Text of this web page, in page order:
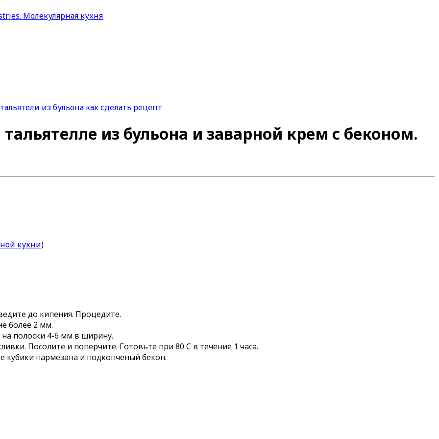
из бульона и заварной крем с беконом.
кухни)
до кипения. Процедите.
более 2 мм.
полоски 4-6 мм в ширину.
Посолите и поперчите. Готовьте при 80 С в течение 1 часа.
кубики пармезана и подкопченый бекон.